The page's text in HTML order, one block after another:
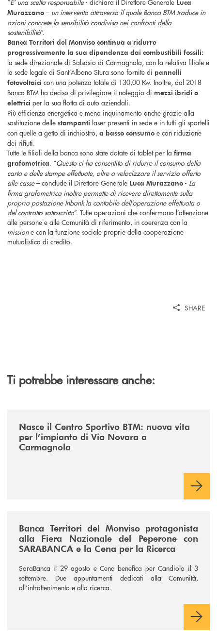
Luca
Murazzano – un intervento attraverso il quale Banca BTM traduce in
azioni concrete la sensibilità condivisa nei confronti della
sostenibilità”.
Banca Territori del Monviso continua a ridurre
progressivamente la sua dipendenza dai combustibili fossili:
la sede direzionale di Salsasio di Carmagnola, con la relativa filiale e
la sede legale di Sant’Albano Stura sono fornite di pannelli
fotovoltaici con una potenza totale di 130,00 Kw. Inoltre, dal 2018
Banca BTM ha deciso di privilegiare il noleggio di mezzi ibridi o
elettrici per la sua flotta di auto aziendali.
Più efficienza energetica e meno inquinamento anche grazie alla
sostituzione delle stampanti laser presenti in sede e in tutti gli sportelli
con quelle a getto di inchiostro, a basso consumo e con riduzione
dei rifiuti.
Tutte le filiali della banca sono state dotate di tablet per la firma
grafometrica. “Questo ci ha consentito di ridurre il consumo della
carta e delle stampe effettuate, oltre a velocizzare il servizio offerto
alle casse– conclude il Direttore Generale Luca Murazzano- La
firma grafometrica inoltre permette di ricevere direttamente sulla
propria postazione Inbank la contabile dell’operazione effettuata o
del contratto sottoscritto”. Tutte operazioni che confermano l’attenzione
alle persone e alle Comunità di riferimento, in coerenza con la
missione con la funzione sociale proprie della cooperazione
mutualistica di credito.
SHARE
Ti potrebbe interessare anche:
Nasce il Centro Sportivo BTM: nuova vita
per l’impianto di Via Novara a
Carmagnola
Banca Territori del Monviso protagonista
alla Fiera Nazionale del Peperone con
SARABANCA e la Cena per la Ricerca
SaraBanca il 29 agosto e Cena benefica per Candiolo il 3
settembre. Due appuntamenti dedicati alla Comunità,
all’intrattenimento e alla ricerca.